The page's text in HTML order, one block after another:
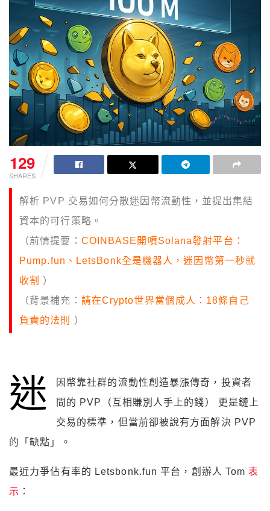
129
SHARES
解析 PVP 交易如何分散迷因幣流動性，並提出集結
資本的可行策略。
（前情提要： COINBASE開噴Solana發射平台：
Pump.fun、LetsBonk全是機器人，迷因幣第一秒就
收割
）
（背景補充： 請在Crypto世界當個成人：18條自己
負責的法則
）
迷
因幣靠社群的流動性創造暴漲傳奇，投資者
間的 PVP（互相賺別人手上的錢） 更是鏈上
交易的標準，但當前卻被說有方面解決 PVP
的「缺點」。
最近力爭佔有率的 Letsbonk.fun 平台，創辦人 Tom表
示 ：